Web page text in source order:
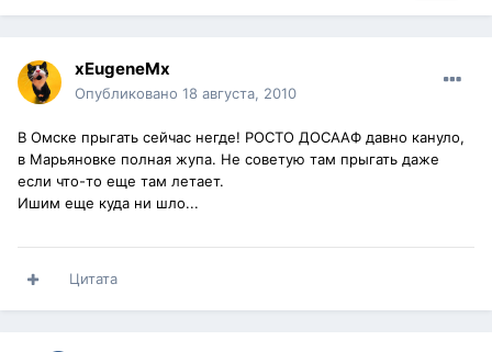
xEugeneMx
Опубликовано 18 августа, 2010
В Омске прыгать сейчас негде! РОСТО ДОСААФ давно кануло,
в Марьяновке полная жупа. Не советую там прыгать даже
если что-то еще там летает.
Ишим еще куда ни шло...
Цитата